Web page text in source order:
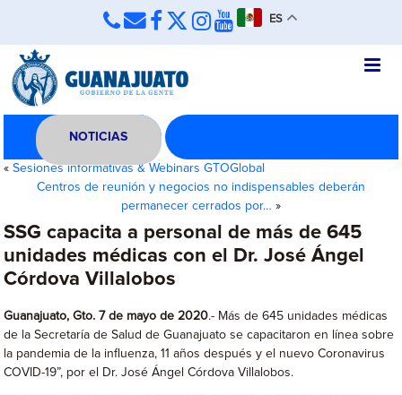
ES
NOTICIAS
«Sesiones informativas & Webinars GTOGlobal
Centros de reunión y negocios no indispensables deberán
permanecer cerrados por… »
SSG capacita a personal de más de 645
unidades médicas con el Dr. José Ángel
Córdova Villalobos
Guanajuato, Gto. 7 de mayo de 2020.- Más de 645 unidades médicas
de la Secretaría de Salud de Guanajuato se capacitaron en línea sobre
la pandemia de la influenza, 11 años después y el nuevo Coronavirus
COVID-19”, por el Dr. José Ángel Córdova Villalobos.